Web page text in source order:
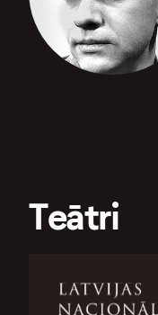
Teātri